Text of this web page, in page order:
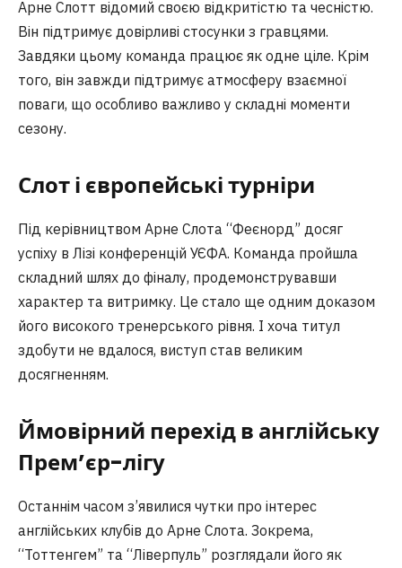
Арне Слотт відомий своєю відкритістю та чесністю.
Він підтримує довірливі стосунки з гравцями.
Завдяки цьому команда працює як одне ціле. Крім
того, він завжди підтримує атмосферу взаємної
поваги, що особливо важливо у складні моменти
сезону.
Слот і європейські турніри
Під керівництвом Арне Слота “Феєнорд” досяг
успіху в Лізі конференцій УЄФА. Команда пройшла
складний шлях до фіналу, продемонструвавши
характер та витримку. Це стало ще одним доказом
його високого тренерського рівня. І хоча титул
здобути не вдалося, виступ став великим
досягненням.
Ймовірний перехід в англійську
Прем’єр-лігу
Останнім часом з’явилися чутки про інтерес
англійських клубів до Арне Слота. Зокрема,
“Тоттенгем” та “Ліверпуль” розглядали його як